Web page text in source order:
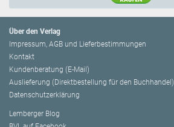
Über den Verlag
Impressum, AGB und Lieferbestimmungen
Kontakt
Kundenberatung (E-Mail)
Auslieferung (Direktbestellung für den Buchhandel)
Datenschutzerklärung
Lemberger Blog